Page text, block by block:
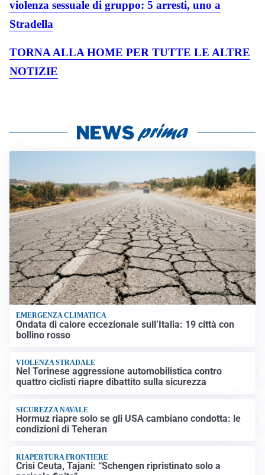
violenza sessuale di gruppo: 5 arresti, uno a
Stradella
TORNA ALLA HOME PER TUTTE LE ALTRE
NOTIZIE
EMERGENZA CLIMATICA
Ondata di calore eccezionale sull’Italia: 19 città con
bollino rosso
VIOLENZA STRADALE
Nel Torinese aggressione automobilistica contro
quattro ciclisti riapre dibattito sulla sicurezza
SICUREZZA NAVALE
Hormuz riapre solo se gli USA cambiano condotta: le
condizioni di Teheran
RIAPERTURA FRONTIERE
Crisi Ceuta, Tajani: “Schengen ripristinato solo a